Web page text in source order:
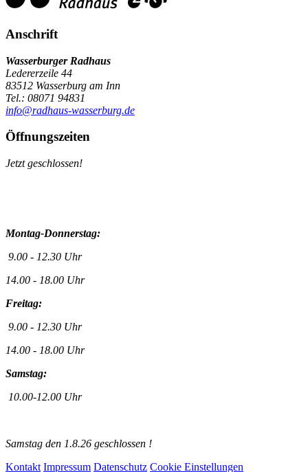
Anschrift
Wasserburger Radhaus
Ledererzeile 44
83512 Wasserburg am Inn
Tel.: 08071 94831
info@radhaus-wasserburg.de
Öffnungszeiten
Jetzt geschlossen!
Montag-Donnerstag:
9.00 - 12.30 Uhr
14.00 - 18.00 Uhr
Freitag:
9.00 - 12.30 Uhr
14.00 - 18.00 Uhr
Samstag:
10.00-12.00 Uhr
Samstag den 1.8.26 geschlossen !
Kontakt Impressum Datenschutz Cookie Einstellungen